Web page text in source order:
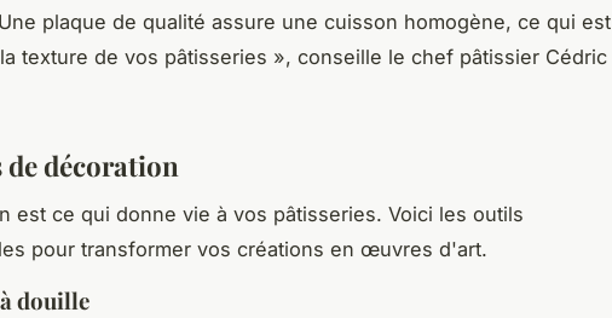
plaque de qualité assure une cuisson homogène, ce qui est
texture de vos pâtisseries », conseille le chef pâtissier Cédric
décoration
est ce qui donne vie à vos pâtisseries. Voici les outils
pour transformer vos créations en œuvres d'art.
douille